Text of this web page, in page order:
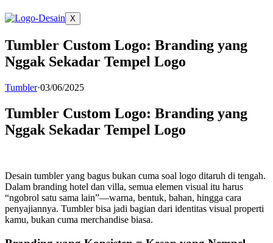
X
Tumbler Custom Logo: Branding yang
Nggak Sekadar Tempel Logo
Tumbler·03/06/2025
Tumbler Custom Logo: Branding yang
Nggak Sekadar Tempel Logo
Desain tumbler yang bagus bukan cuma soal logo ditaruh di tengah.
Dalam branding hotel dan villa, semua elemen visual itu harus
“ngobrol satu sama lain”—warna, bentuk, bahan, hingga cara
penyajiannya. Tumbler bisa jadi bagian dari identitas visual properti
kamu, bukan cuma merchandise biasa.